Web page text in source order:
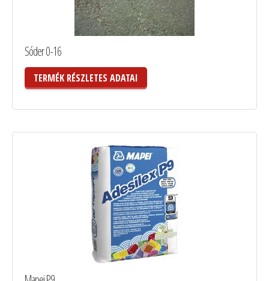
Sóder 0-16
TERMÉK RÉSZLETES ADATAI